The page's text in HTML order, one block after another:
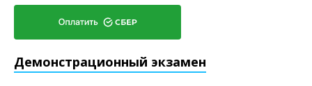
Демонстрационный экзамен